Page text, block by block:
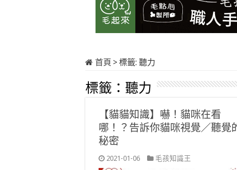
首頁 > 標籤: 聽力
標籤： 聽力
【貓貓知識】嚇！貓咪在看
哪！？告訴你貓咪視覺／聽覺
秘密
2021-01-06 毛孩知識王